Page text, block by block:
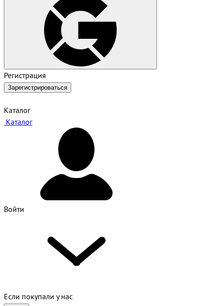
Регистрация
Зарегистрироваться
Каталог
Каталог
Войти
Если покупали у нас